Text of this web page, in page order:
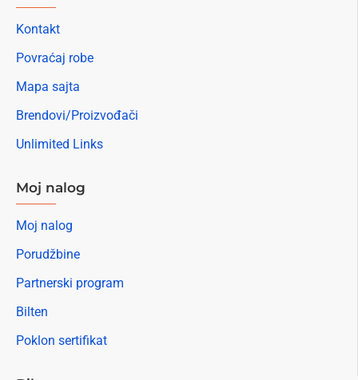
Kontakt
Povraćaj robe
Mapa sajta
Brendovi/Proizvođači
Unlimited Links
Moj nalog
Moj nalog
Porudžbine
Partnerski program
Bilten
Poklon sertifikat